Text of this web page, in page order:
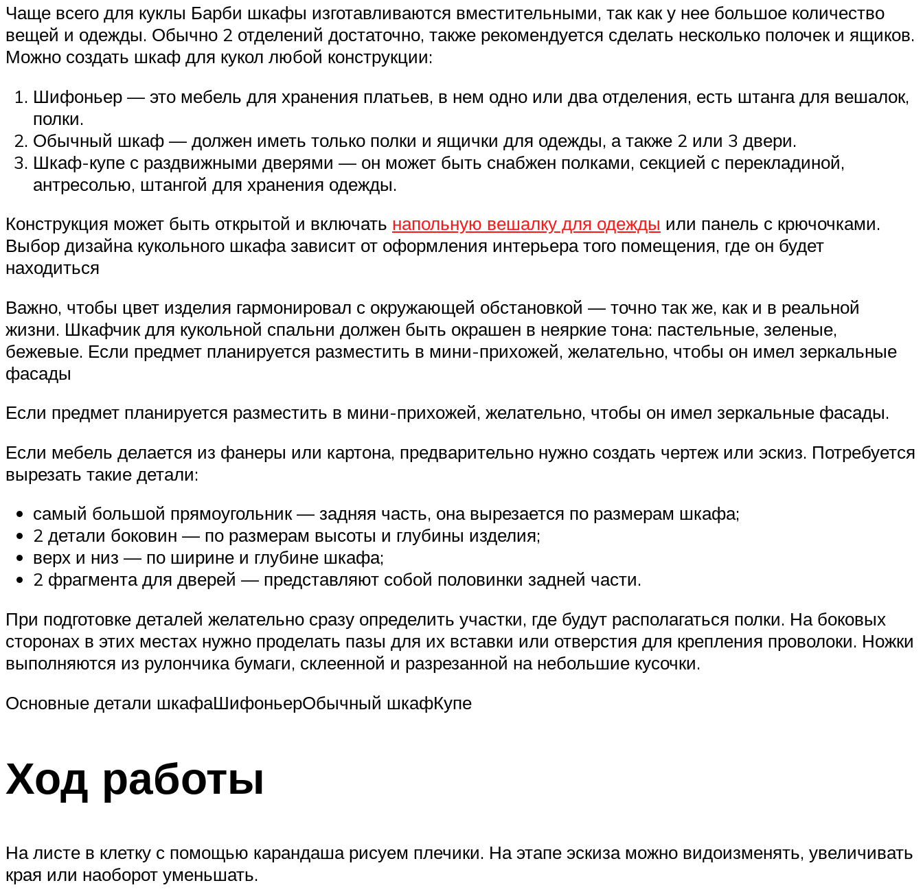
Чаще всего для куклы Барби шкафы изготавливаются вместительными, так как у нее большое количество
вещей и одежды. Обычно 2 отделений достаточно, также рекомендуется сделать несколько полочек и ящиков.
Можно создать шкаф для кукол любой конструкции:
Шифоньер — это мебель для хранения платьев, в нем одно или два отделения, есть штанга для вешалок,
полки.
Обычный шкаф — должен иметь только полки и ящички для одежды, а также 2 или 3 двери.
Шкаф-купе с раздвижными дверями — он может быть снабжен полками, секцией с перекладиной,
антресолью, штангой для хранения одежды.
Конструкция может быть открытой и включать напольную вешалку для одежды или панель с крючочками.
Выбор дизайна кукольного шкафа зависит от оформления интерьера того помещения, где он будет
находиться
Важно, чтобы цвет изделия гармонировал с окружающей обстановкой — точно так же, как и в реальной
жизни. Шкафчик для кукольной спальни должен быть окрашен в неяркие тона: пастельные, зеленые,
бежевые. Если предмет планируется разместить в мини-прихожей, желательно, чтобы он имел зеркальные
фасады
Если предмет планируется разместить в мини-прихожей, желательно, чтобы он имел зеркальные фасады.
Если мебель делается из фанеры или картона, предварительно нужно создать чертеж или эскиз. Потребуется
вырезать такие детали:
самый большой прямоугольник — задняя часть, она вырезается по размерам шкафа;
2 детали боковин — по размерам высоты и глубины изделия;
верх и низ — по ширине и глубине шкафа;
2 фрагмента для дверей — представляют собой половинки задней части.
При подготовке деталей желательно сразу определить участки, где будут располагаться полки. На боковых
сторонах в этих местах нужно проделать пазы для их вставки или отверстия для крепления проволоки. Ножки
выполняются из рулончика бумаги, склеенной и разрезанной на небольшие кусочки.
Основные детали шкафаШифоньерОбычный шкафКупе
Ход работы
На листе в клетку с помощью карандаша рисуем плечики. На этапе эскиза можно видоизменять, увеличивать
края или наоборот уменьшать.